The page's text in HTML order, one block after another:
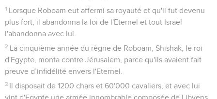
1 Lorsque Roboam eut affermi sa royauté et qu'il fut devenu
plus fort, il abandonna la loi de l'Eternel et tout Israël
l'abandonna avec lui.
2 La cinquième année du règne de Roboam, Shishak, le roi
d'Egypte, monta contre Jérusalem, parce qu'ils avaient fait
preuve d’infidélité envers l'Eternel.
3 Il disposait de 1200 chars et 60'000 cavaliers, et avec lui
vint d'Egypte une armée innombrable composée de Libyens,